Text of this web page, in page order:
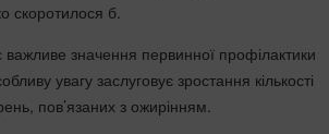
скоротилося б.
важливе значення первинної профілактики
увагу заслуговує зростання кількості
пов’язаних з ожирінням.